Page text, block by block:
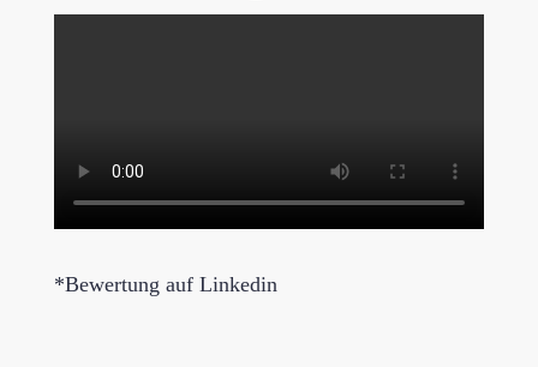
*Bewertung auf Linkedin